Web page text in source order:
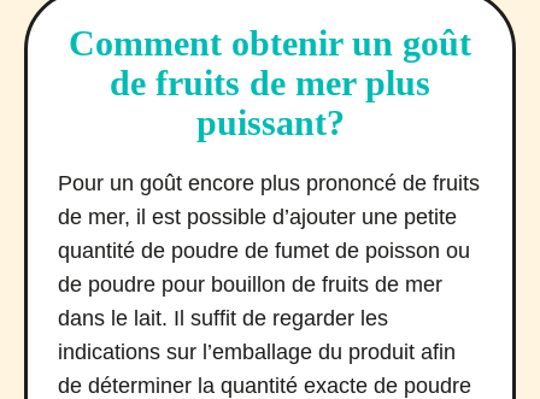
Comment obtenir un goût
de fruits de mer plus
puissant?
Pour un goût encore plus prononcé de fruits
de mer, il est possible d’ajouter une petite
quantité de poudre de fumet de poisson ou
de poudre pour bouillon de fruits de mer
dans le lait. Il suffit de regarder les
indications sur l’emballage du produit afin
de déterminer la quantité exacte de poudre